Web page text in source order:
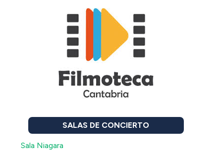
SALAS DE CONCIERTO
Sala Niagara